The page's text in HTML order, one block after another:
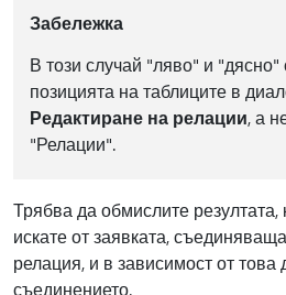
Забележка
В този случай "ляво" и "дясно"
позицията на таблиците в
Редактиране на релации, а
"Релации".
Трябва да обмислите
искате от заявката,
релация, и в зависимост от това
съединението.